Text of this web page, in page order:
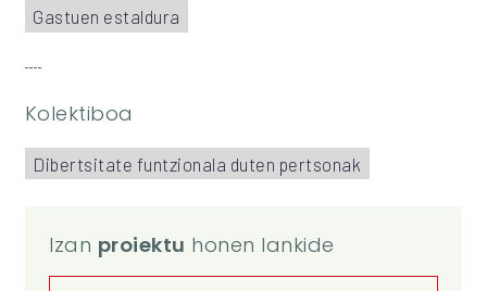
Gastuen estaldura
Kolektiboa
Dibertsitate funtzionala duten pertsonak
Izan proiektu honen lankide